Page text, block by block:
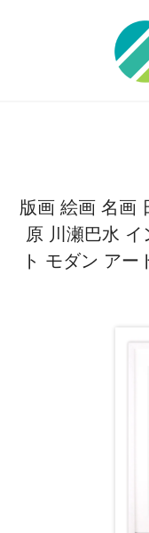
版画 絵画 名画
原 川瀬巴水
ト モダン アー